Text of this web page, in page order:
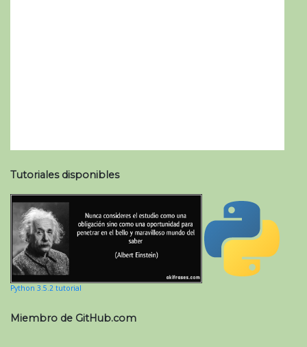
Tutoriales disponibles
Python 3.5.2 tutorial
Miembro de GitHub.com